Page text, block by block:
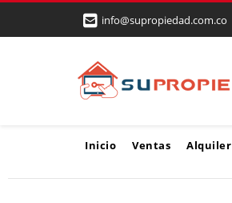
info@supropiedad.com.co
Inicio Ventas Alquiler